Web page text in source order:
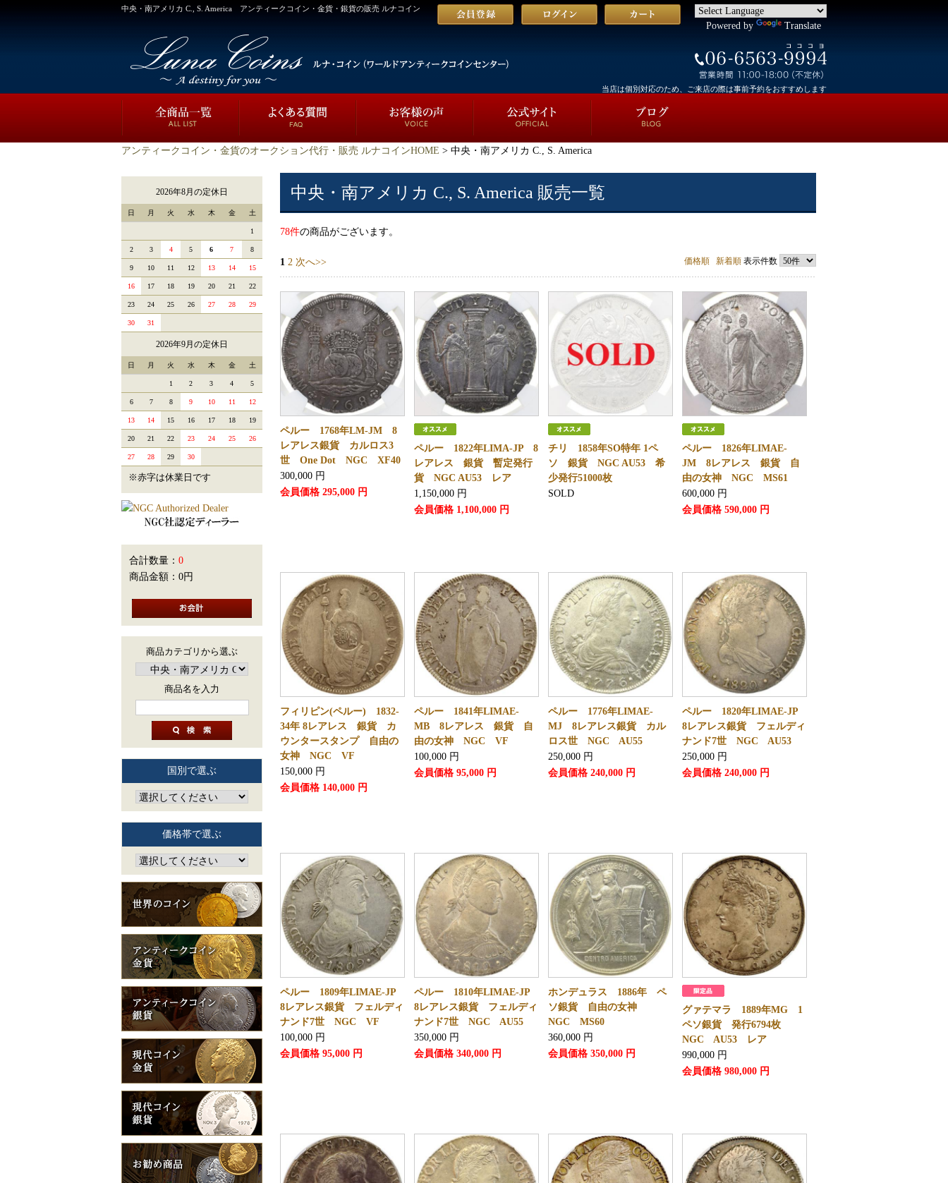
中央・南アメリカ C., S. America アンティークコイン・金貨・銀貨の販売 ルナコイン
Powered by Translate
当店は個別対応のため、ご来店の際は事前予約をおすすめします
アンティークコイン・金貨のオークション代行・販売 ルナコインHOME > 中央・南アメリカ C., S. America
中央・南アメリカ C., S. America 販売一覧
78件の商品がございます。
価格順 新着順 表示件数
1 2 次へ>>
ペルー 1768年LM-JM 8
レアレス銀貨 カルロス3
世 One Dot NGC XF40
300,000 円
会員価格 295,000 円
ペルー 1822年LIMA-JP 8
レアレス 銀貨 暫定発行
貨 NGC AU53 レア
1,150,000 円
会員価格 1,100,000円
チリ 1858年SO特年 1ペ
ソ 銀貨 NGC AU53 希
少発行51000枚
SOLD
ペルー 1826年LIMAE-
JM 8レアレス 銀貨 自
由の女神 NGC MS61
600,000 円
会員価格 590,000円
フィリピン(ペルー) 1832-
34年 8レアレス 銀貨 カ
ウンタースタンプ 自由の
女神 NGC VF
150,000 円
会員価格 140,000 円
ペルー 1841年LIMAE-
MB 8レアレス 銀貨 自
由の女神 NGC VF
100,000 円
会員価格 95,000円
ペルー 1776年LIMAE-
MJ 8レアレス銀貨 カル
ロス世 NGC AU55
250,000 円
会員価格 240,000円
ペルー 1820年LIMAE-JP
8レアレス銀貨 フェルディ
ナンド7世 NGC AU53
250,000 円
会員価格 240,000円
ペルー 1809年LIMAE-JP
8レアレス銀貨 フェルディ
ナンド7世 NGC VF
100,000 円
会員価格 95,000 円
ペルー 1810年LIMAE-JP
8レアレス銀貨 フェルディ
ナンド7世 NGC AU55
350,000 円
会員価格 340,000円
ホンデュラス 1886年 ペ
ソ銀貨 自由の女神
NGC MS60
360,000 円
会員価格 350,000円
グァテマラ 1889年MG 1
ペソ銀貨 発行6794枚
NGC AU53 レア
990,000 円
会員価格 980,000円
2026年8月の定休日
日 月 火 水 木 金 土
1
2 3 4 5 6 7 8
9 10 11 12 13 14 15
16 17 18 19 20 21 22
23 24 25 26 27 28 29
30 31
2026年9月の定休日
日 月 火 水 木 金 土
1 2 3 4 5
6 7 8 9 10 11 12
13 14 15 16 17 18 19
20 21 22 23 24 25 26
27 28 29 30
※赤字は休業日です
合計数量： 0
商品金額： 0円
商品カテゴリから選ぶ
商品名を入力
国別で選ぶ
価格帯で選ぶ